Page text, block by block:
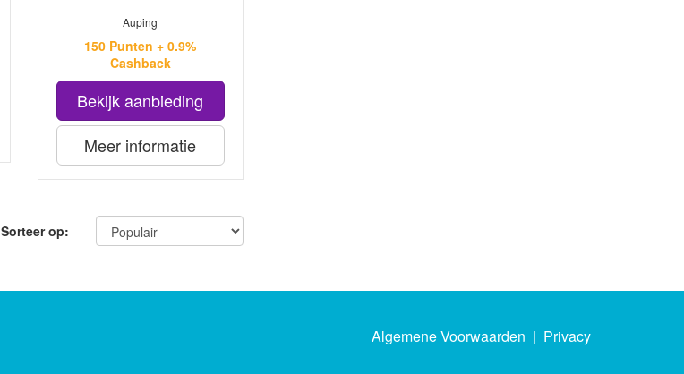
Auping
150 Punten + 0.9%
Cashback
Bekijk aanbieding
Meer informatie
Sorteer op:
Algemene Voorwaarden | Privacy